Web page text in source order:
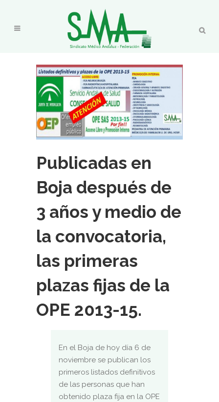
Publicadas en
Boja después de
3 años y medio de
la convocatoria,
las primeras
plazas fijas de la
OPE 2013-15.
En el Boja de hoy día 6 de
noviembre se publican los
primeros listados definitivos
de las personas que han
obtenido plaza fija en la OPE